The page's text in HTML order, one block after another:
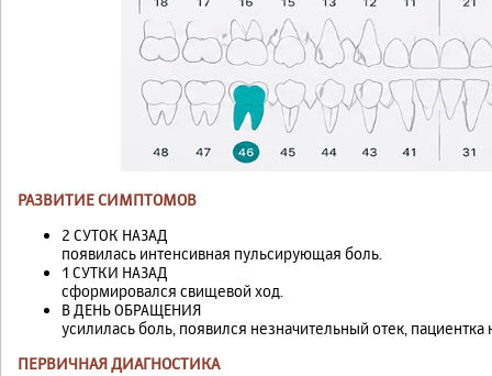
РАЗВИТИЕ СИМПТОМОВ
2 СУТОК НАЗАД
появилась интенсивная пульсирующая боль.
1 СУТКИ НАЗАД
сформировался свищевой ход.
В ДЕНЬ ОБРАЩЕНИЯ
усилилась боль, появился незначительный отек,
ПЕРВИЧНАЯ ДИАГНОСТИКА